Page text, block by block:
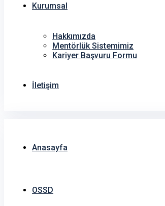
Kurumsal
Hakkımızda
Mentörlük Sistemimiz
Kariyer Başvuru Formu
İletişim
Anasayfa
OSSD